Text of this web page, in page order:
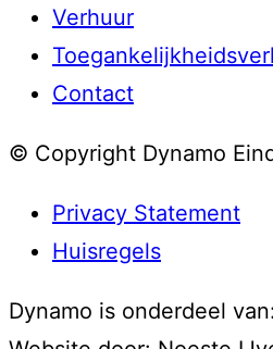
Verhuur
Contact
© Copyright Dynamo
Privacy Statement
Huisregels
Dynamo is onderdeel van: